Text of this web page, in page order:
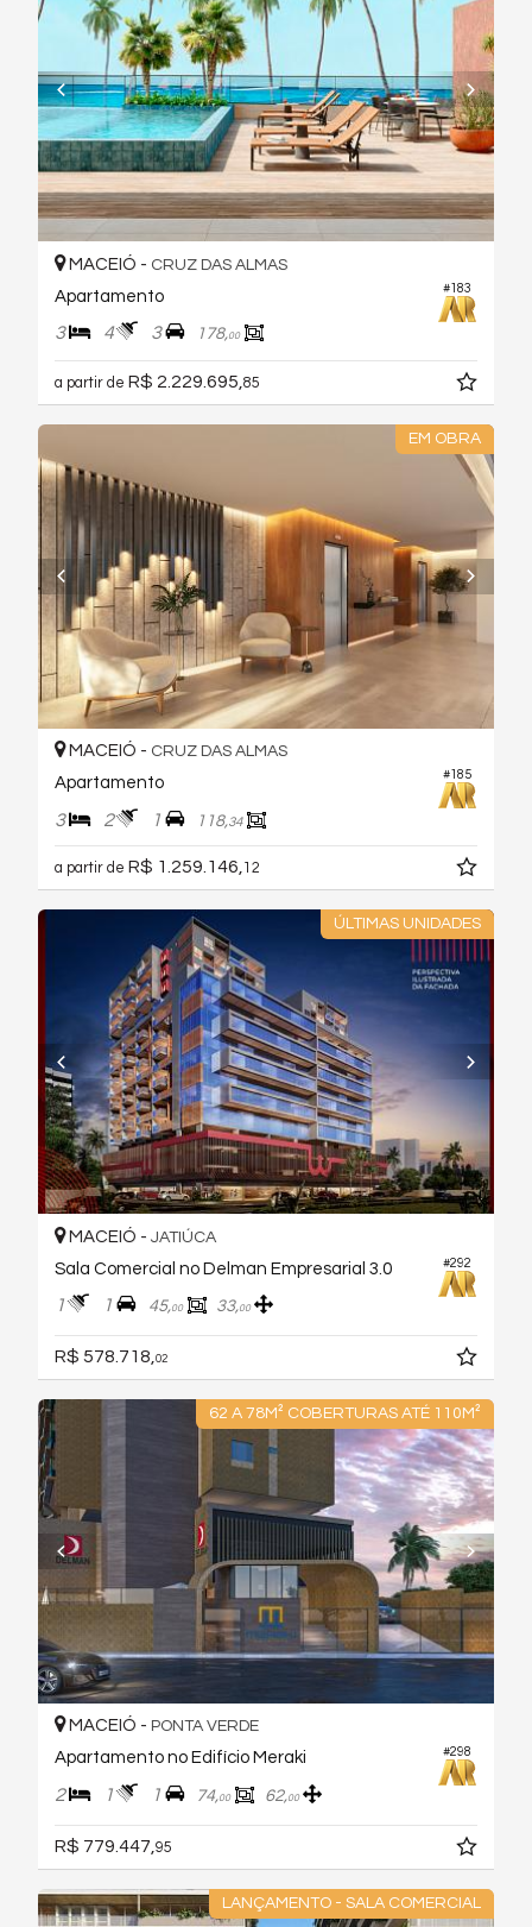
#183
MACEIÓ - CRUZ DAS ALMAS
Apartamento
3 4 3 178,00
a partir de R$ 2.229.695, 85
EM OBRA
#185
MACEIÓ - CRUZ DAS ALMAS
Apartamento
3 2 1 118,34
a partir de R$ 1.259.146, 12
ÚLTIMAS UNIDADES
#292
MACEIÓ - JATIÚCA
Sala Comercial no Delman Empresarial 3.0
1 1 45,00 33,00
R$ 578.718, 02
62 A 78M² COBERTURAS ATÉ 110M²
#298
MACEIÓ - PONTA VERDE
Apartamento no Edifício Meraki
2 1 1 74,00 62,00
R$ 779.447, 95
LANÇAMENTO - SALA COMERCIAL